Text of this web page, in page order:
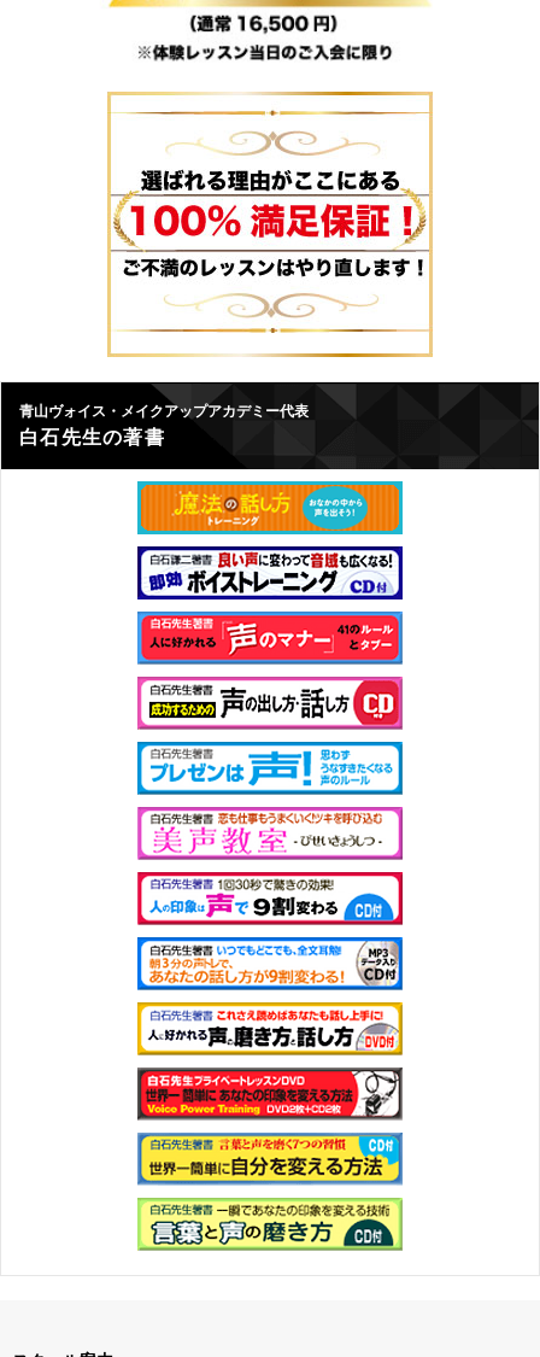
青山ヴォイス・メイクアップアカデミー代表
白石先生の著書